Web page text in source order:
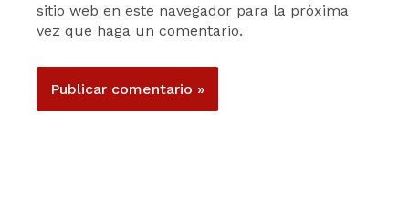
sitio web en este navegador para la próxima
vez que haga un comentario.